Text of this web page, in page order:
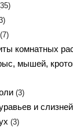
(7)
комнатных
мышей,
(3)
и слизней
(3)